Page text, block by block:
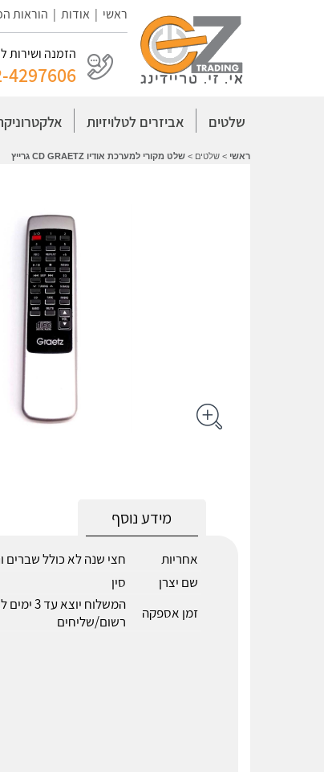
ראשי | אודות | הוראות
הזמנה ושירות
4297606
שלטים אביזרים לטלויזיות
ראשי > שלטים > שלט מקורי למערכת אודיו CD GRAETZ גרייץ
מידע נוסף
אחריות
חצי שנה לא כולל שברים
שם יצרן
סין
זמן אספקה
המשלוח
רשום/שליחים